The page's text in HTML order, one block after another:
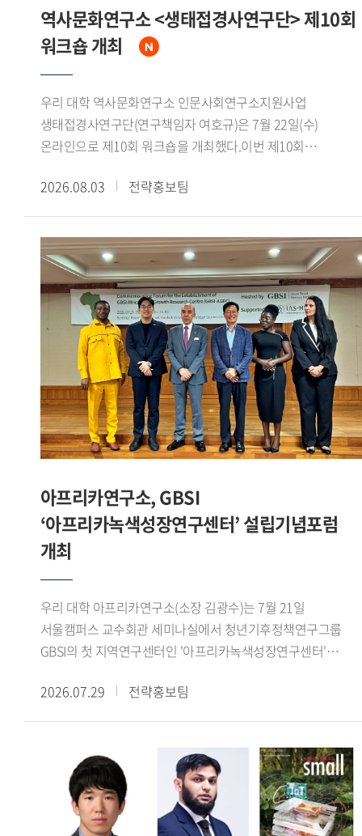
북방정책의 핵심 성과였다고 평가하면서, 중국이 북한 일변도
정책에서 벗어나 한반도의 평화적 통일을 명시적으로 지지하는
계기가 되었고, 수교 이후 양국간 경제교류와 국민간 교류가
비약적으로 확대되었다고 밝혔다. 아울러 협상이 대체로
중국이 원하는 시간표에 따라 진행된 것은 사실이나 이것이
한국에 불리하게 작용하지는 않았으며, 오히려 대만과의
단교를 다음 정부로 미뤘다면 수교 자체가 장기간 지연되었을
지적에 대해서는, 수교 발표 이전에 사전 통보 절차를 거쳤음을
과제를, 경제 분야에서는 최근의 대중 무역역조와 국민감정
악화라는 새로운 도전에 직면해 있다고 진단했다. 그는 앞으로
한중관계가 '화이부동(和而不同)'의 자세로 할 말은 하되
협력할 부분은 협력하는 방향으로 나아가야 하며, 한미동맹을
중시하는 동시에 중국과의 관계도 소홀히 해서는 안 된다고
강조하며 강연을 마쳤다.국제지역연구센터
HK+국가전략사업단은 '초국적 협력과 소통의 모색: 통일 환경
조성을 위한 북방 문화 접점 확인과 문화 허브의 구축'을
아젠다로 다양한 연구를 수행하고 있다. 사업단은 북방지역을
둘러싼 국제정세와 문화 외교 안보를 아우르는 학제적 연구를
콜로키움을 개최하여 연구 성과를 공유하고 정책적 함의를
논의하는 학술 교류의 장을 이어가고 있다. (문의:
HK+국가전략사업단 02-2173-3417)
Migrant Workers and the Politicization of Burial Grounds: A
Case Study of Miyagi Prefecture, Japan'이라는 제목의
발표에서 미야기(Miyagi)현 이시노마키시의 인도네시아
무슬림 이주노동자 수용 배경과 2024~2025년 무슬림 매장
묘지 논란이 온라인 정치 담론으로 확산되며 지역사회의
이주민 수용에 미친 영향을 분석했다.이경수 전임연구원은
'Anti-Islamic Sentiment in Arabic Media Representations of
Mosque Conflict'라는 제목의 발표를 통해 제주 예멘 난민
프레임이 달라지는 양상을 설명했다.제2세션에서는 Aichi
Gakuin University의 타카오 켄이치로(Takao Kenichiro)
교수가 'Global and Local Aspects of Islamophobia:
Comparison among the West, South Korea and
Japan'이라는 제목의 발표에서 테러나 치안 문제와 직접
연결되지 않은 채 형성되는 '테러 없는 이슬람혐오
(Islamophobia)' 현상에 대해 일본과 한국의 사례를 비교했다.
김은지 책임연구원은 'Representing Second-Generation
Arab Immigrants and Conditional Citizenship: A Study of
Multicultural Discourse in Korean Television Programs'라는
정체성과 소속 문제가 재현되는 방식을 분석하고, 이를 한국
사회의 국민 정체성과 다문화주의, 시민권의 경계와 연결하여
논의했다.Momoyama Gakuin University의 코이케 마코토
(Koike Makoto) 교수는 'Faith Across Borders: The
Transnational Expansion of Nahdlatul Ulama Networks in
East Asia'라는 제목의 발표에서 일본, 한국 대만에 형성
인도네시아 무슬림 공동체와 나흐다툴 울라마(Nahdatul
Ulama, 인도네시아에 기반을 둔 세계 최대 규모의 이슬람 단
이루어지는 숄라왓(Sholawat) 모임에 주목하여, 이러한 종교적
라운드테이블에서는 강원구 학술연구교수가 사회를 맡아
동아시아 무슬림의 이주와 정착, 정체성 및 사회적 수용에 관해
의견을 나눴으며, 향후 공동연구와 지속적인 학술 협력의
가능성을 모색했다. 해당 행사는 중동연구소 인문사회연구소
역사문화연구소 <생태접경사연구단> 제10회
워크숍 개최
우리 대학 역사문화연구소 인문사회연구소지원사업
생태접경사연구단(연구책임자 여호규)은 7월 22일(수)
온라인으로 제10회 워크숍을 개최했다.이번 제10회
박사과정)을 초청하여, 서아시아 생태 접경지역과 티무르의
최하늘 선생이 번역한 피터 잭슨의 『칭기스 칸에서
티무르까지: 몽골 제국의 위기와 부흥』을 바탕으로,
서아시아의 생태환경과 교역망이 티무르 제국의 형성에 어떠한
토대를 제공했는지를 살펴보는 방식으로 진행됐다.강연에서는
먼저 농경과 유목이 병존하는 목농복합구역 의 역사적
중요성을 살펴보고, 아무다리야강 유역의 트란스옥시아나와
호라산에서 차가타이 울루스의 유목 엘리트와 정주민 사회가
밀접하게 연결되어 있었음을 설명했다. 이어 14세기 중반
차아다이 울루스의 분열 이후 티무르가 차가타이계 정치
질서와 칭기스 왕조의 권위를 활용해 세력을 확대하고, 훌레구
울루스의 옛 영역까지 포괄하는 대차가타이 울루스 를
교역로의 재편으로 아제르바이잔이 새로운 정치 경제 중심지로
성장하자, 티무르가 이곳에 장기간 주둔하면서 계절 이동과
도시 지배를 결합하고 교역망 정비와 수로 건설을 추진한
사실을 살펴보았다. 이를 통해 티무르의 서방 진출은 단순한
군사 정복이 아니라 유목 생활권과 도시, 농업 생산지, 장거리
교역로를 연결하는 정치적 네트워크의 구축 과정이었음을
확인할 수 있었다.이번 워크숍은 티무르 제국의 성립을
정복전쟁이나 개인의 군사적 역량만으로 설명하지 않고,
재편이라는 관점에서 새롭게 조망한 자리였다. 또한
제국의 형성과 운영에 미친 영향을 폭넓게 이해하는 뜻깊은
시간이 되었다.
2026.08.03 전략홍보팀
아프리카연구소, GBSI
‘아프리카녹색성장연구센터’ 설립기념포럼
개최
우리 대학 아프리카연구소(소장 김광수)는 7월 21일
서울캠퍼스 교수회관 세미나실에서 청년기후정책연구그룹
GBSI의 첫 지역연구센터인 '아프리카녹색성장연구센터'
아프리카 기후변화 대응 협력 방안을 모색하고 청년 세대의
역할을 논의하기 위해 마련됐으며, 주한 외교사절을 비롯한
참석해 다양한 의견을 나눴다.행사는 최영빈 GBSI 대표
(아프리카녹색성장연구센터장)의 개회사와 김광수
아프리카연구소장의 환영사로 시작됐다. 이어
주한아프리카외교단장인 샤픽 라사디(Chafik RACHADI)
2026.07.29 전략홍보팀